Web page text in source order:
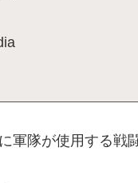
軍隊が使用する戦